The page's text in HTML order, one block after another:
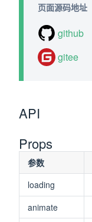
页面源码地址
github
gitee
API
Props
参数
loading
animate